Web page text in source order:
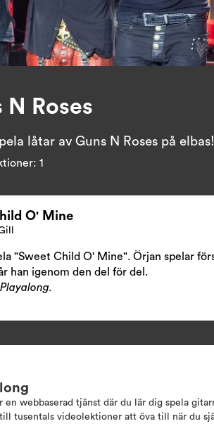
N Roses
låtar av Guns N Roses på
1
O' Mine
"Sweet Child O' Mine". Örjan spelar
han igenom den del för del.
en webbaserad tjänst där du lär dig spela
tusentals videolektioner att öva till när du